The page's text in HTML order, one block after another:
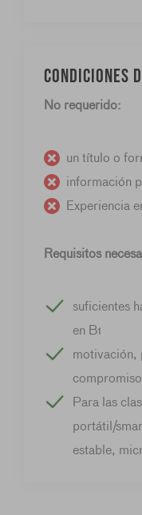
Condiciones
No requerido:
un título o
información
Experiencia
Requisitos
suficientes
en B1
motivación,
Para las
portátil/
estable,